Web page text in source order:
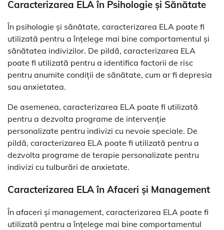
Caracterizarea ELA în Psihologie și Sănătate
În psihologie și sănătate, caracterizarea ELA poate fi
utilizată pentru a înțelege mai bine comportamentul și
sănătatea indivizilor. De pildă, caracterizarea ELA
poate fi utilizată pentru a identifica factorii de risc
pentru anumite condiții de sănătate, cum ar fi depresia
sau anxietatea.
De asemenea, caracterizarea ELA poate fi utilizată
pentru a dezvolta programe de intervenție
personalizate pentru indivizi cu nevoie speciale. De
pildă, caracterizarea ELA poate fi utilizată pentru a
dezvolta programe de terapie personalizate pentru
indivizi cu tulburări de anxietate.
Caracterizarea ELA în Afaceri și Management
În afaceri și management, caracterizarea ELA poate fi
utilizată pentru a înțelege mai bine comportamentul